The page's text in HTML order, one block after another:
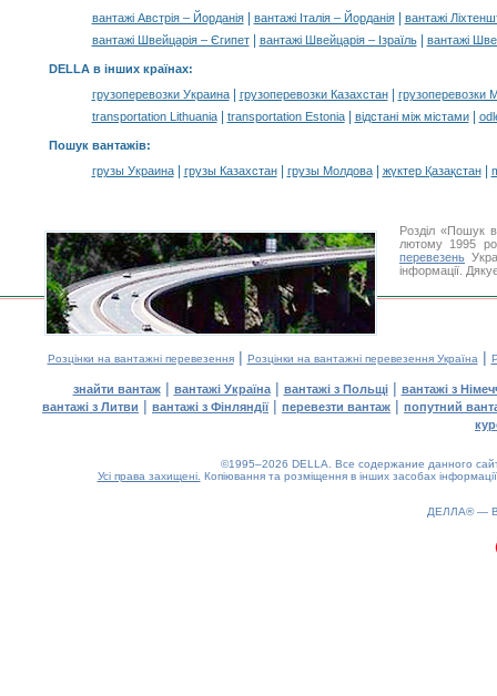
вантажі Австрія – Йорданія| вантажі Італія – Йорданія|
вантажі
вантажі Швейцарія – Єгипет| вантажі Швейцарія – Ізраїль| вантажі
DELLA в інших країнах:
грузоперевозки Украина| грузоперевозки Казахстан|
грузоперевозки
transportation Lithuania| transportation Estonia| відстані між містами|
Пошук вантажів:
грузы Украина| грузы Казахстан| грузы Молдова| жүктер Қазақстан|
Розділ «Пошук
лютому 1995
перевезень
інформації.
Розцінки на вантажні перевезення| Розцінки на вантажні перевезення Україна |
знайти вантаж| вантажі Україна| вантажі з Польщі| вантажі з
вантажі з Литви | вантажі з Фінляндії| перевезти вантаж | попутний
©1995–2026 DELLA. Все содержание данного
Усі права захищені. Копіювання та розміщення в інших засобах
ДЕЛЛА® —